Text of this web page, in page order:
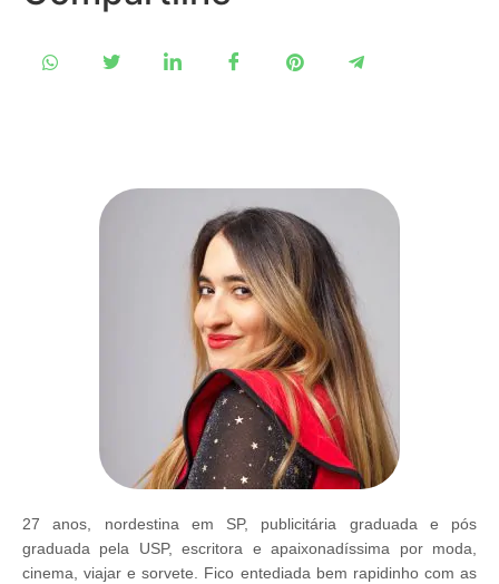
27 anos, nordestina em SP, publicitária graduada e pós
graduada pela USP, escritora e apaixonadíssima por moda,
cinema, viajar e sorvete. Fico entediada bem rapidinho com as